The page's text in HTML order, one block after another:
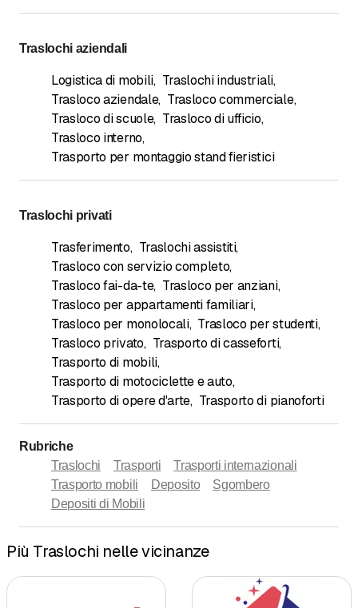
Traslochi aziendali
Logistica di mobili, Traslochi industriali,
Trasloco aziendale, Trasloco commerciale,
Trasloco di scuole, Trasloco di ufficio,
Trasloco interno,
Trasporto per montaggio stand fieristici
Traslochi privati
Trasferimento, Traslochi assistiti,
Trasloco con servizio completo,
Trasloco fai-da-te, Trasloco per anziani,
Trasloco per appartamenti familiari,
Trasloco per monolocali, Trasloco per studenti,
Trasloco privato, Trasporto di casseforti,
Trasporto di mobili,
Trasporto di motociclette e auto,
Trasporto di opere d'arte, Trasporto di pianoforti
Rubriche
Traslochi
Trasporti
Trasporti internazionali
Trasporto mobili
Deposito
Sgombero
Depositi di Mobili
Più Traslochi nelle vicinanze